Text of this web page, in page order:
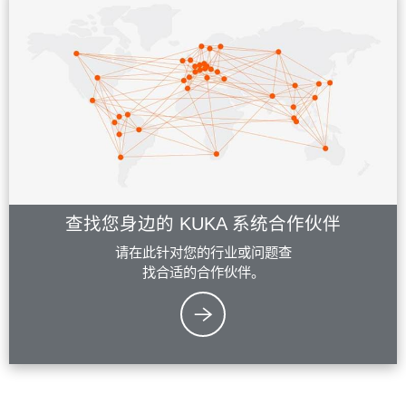
查找您身边的 KUKA 系统合作伙伴
请在此针对您的行业或问题查
找合适的合作伙伴。